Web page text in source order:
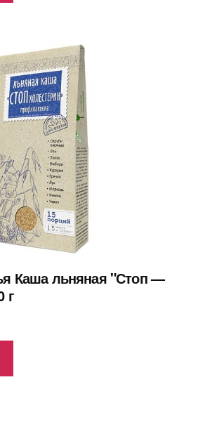
Каша льняная "Стоп —
г